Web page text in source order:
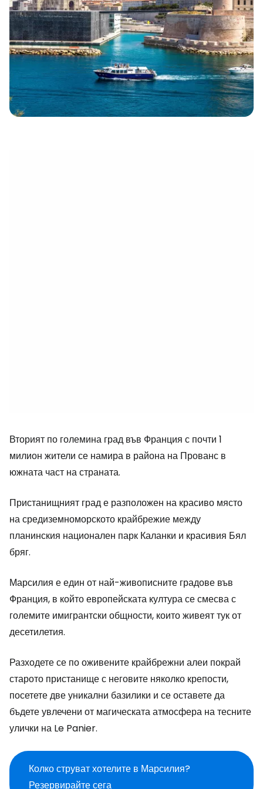
Вторият по големина град във Франция с почти 1
милион жители се намира в района на Прованс в
южната част на страната.
Пристанищният град е разположен на красиво място
на средиземноморското крайбрежие между
планинския национален парк Каланки и красивия Бял
бряг.
Марсилия е един от най-живописните градове във
Франция, в който европейската култура се смесва с
големите имигрантски общности, които живеят тук от
десетилетия.
Разходете се по оживените крайбрежни алеи покрай
старото пристанище с неговите няколко крепости,
посетете две уникални базилики и се оставете да
бъдете увлечени от магическата атмосфера на тесните
улички на Le Panier.
Колко струват хотелите в Марсилия?
Резервирайте сега